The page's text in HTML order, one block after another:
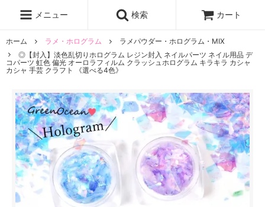
メニュー 検索 カート
ホーム ラメ・ホログラム
ラメパウダー・ホログラム・MIX
◎【封入】淡色乱切りホログラム レジン封入 ネイルパーツ ネイル用品 デ
コパーツ 虹色 偏光 オーロラフィルム クラッシュホログラム キラキラ カシャ
カシャ 手芸 クラフト 《選べる4色》